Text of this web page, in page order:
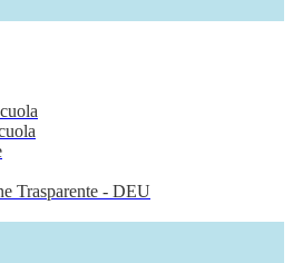
Trasparente - DEU